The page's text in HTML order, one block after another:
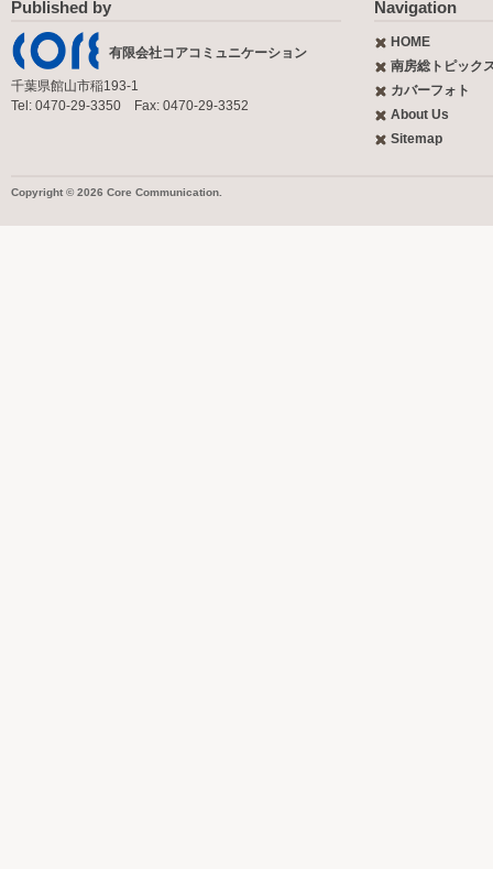
Published by
有限会社コアコミュニケーション
千葉県館山市稲193-1
Tel: 0470-29-3350 Fax: 0470-29-3352
Navigation
HOME
南房総トピック
カバーフォト
About Us
Sitemap
Copyright © 2026 Core Communication.